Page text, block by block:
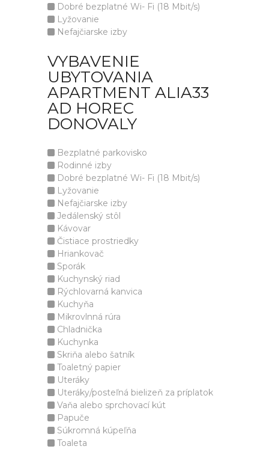
Dobré bezplatné Wi- Fi (18 Mbit/s)
Lyžovanie
Nefajčiarske izby
VYBAVENIE
UBYTOVANIA
APARTMENT ALIA33
AD HOREC
DONOVALY
Bezplatné parkovisko
Rodinné izby
Dobré bezplatné Wi- Fi (18 Mbit/s)
Lyžovanie
Nefajčiarske izby
Jedálenský stôl
Kávovar
Čistiace prostriedky
Hriankovač
Sporák
Kuchynský riad
Rýchlovarná kanvica
Kuchyňa
Mikrovlnná rúra
Chladnička
Kuchynka
Skriňa alebo šatník
Toaletný papier
Uteráky
Uteráky/posteľná bielizeň za príplatok
Vaňa alebo sprchovací kút
Papuče
Súkromná kúpeľňa
Toaleta